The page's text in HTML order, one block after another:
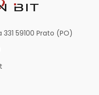
59100 Prato (PO)